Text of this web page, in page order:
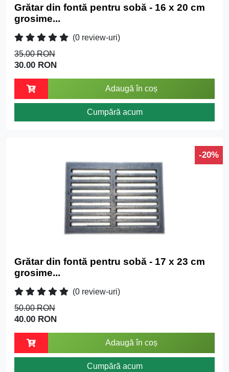
Grătar din fontă pentru sobă - 16 x 20 cm
grosime...
(0 review-uri)
35.00 RON
30.00 RON
Adaugă în coș
Cumpără acum
-20%
Grătar din fontă pentru sobă - 17 x 23 cm
grosime...
(0 review-uri)
50.00 RON
40.00 RON
Adaugă în coș
Cumpără acum